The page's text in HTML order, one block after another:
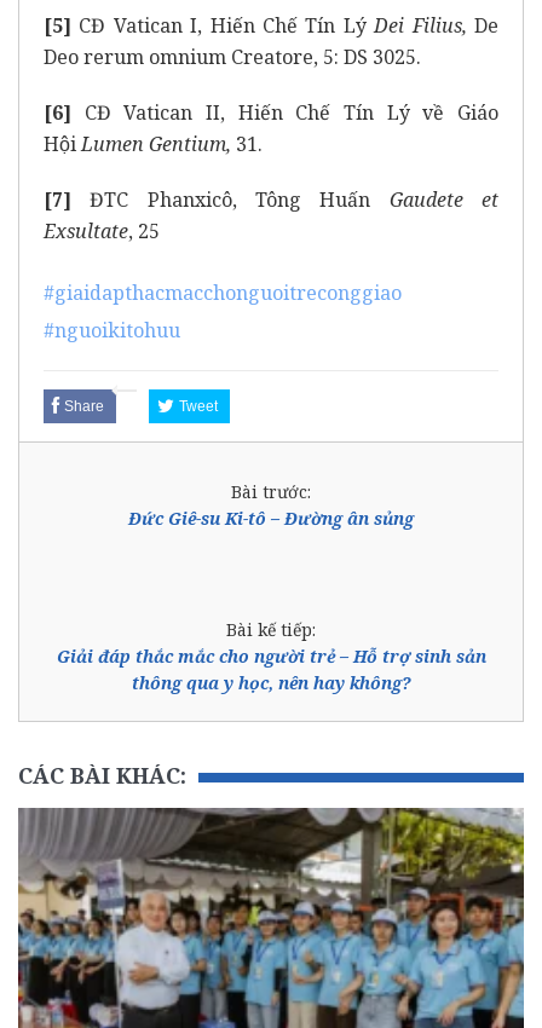
[5] CĐ Vatican I, Hiến Chế Tín LýDei Filius, De
Deo rerum omnium Creatore, 5: DS 3025.
[6] CĐ Vatican II, Hiến Chế Tín Lý về Giáo
HộiLumen Gentium, 31.
[7] ĐTC Phanxicô, Tông Huấn Gaudete et
Exsultate, 25
#giaidapthacmacchonguoitreconggiao
#nguoikitohuu
Share Tweet
Bài trước:
Đức Giê-su Ki-tô – Đường ân sủng
Bài kế tiếp:
Giải đáp thắc mắc cho người trẻ – Hỗ trợ sinh sản
thông qua y học, nên hay không?
CÁC BÀI KHÁC: